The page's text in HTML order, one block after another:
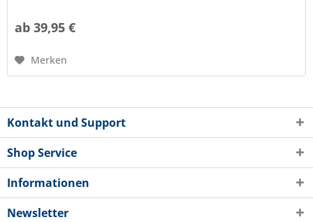
ab 39,95 €
Merken
Kontakt und Support
Shop Service
Informationen
Newsletter